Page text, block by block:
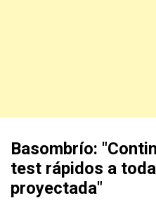
Basombrío:
test rápidos a
proyectada"